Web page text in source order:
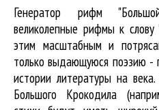
Генератор рифм
великолепные рифмы к слову
этим масштабным и
только выдающуюся поэзию -
истории литературы на
Большого Крокодила